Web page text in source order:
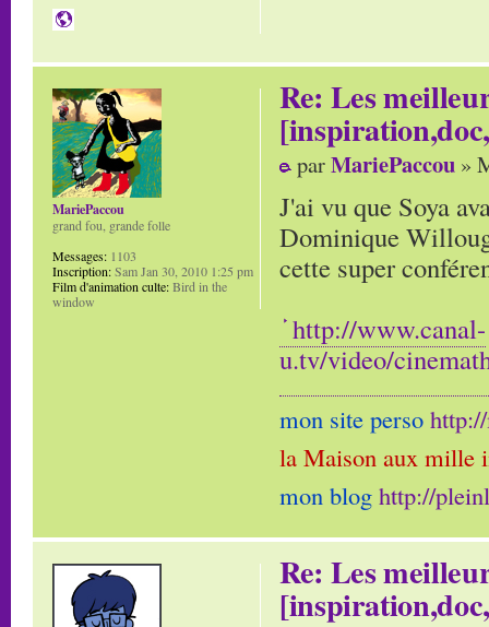
Re: Les
parMariePaccou »
J'ai vu que Soya
Dominique
cette super
http://www.canal-
u.tv/video/
mon site perso
la Maison aux mille
mon blog http://
MariePaccou
grand fou, grande folle
Messages: 1103
Inscription:Sam Jan 30, 2010 1:25 pm
Film d'animation culte:Bird in the
window
Re: Les